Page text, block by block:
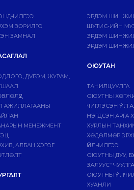
ЗОРИЛГО
ЗАМНАЛ
ДVРЭМ, ЖУРАМ,
АЖИЛЛАГААНЫ
МЕНЕЖМЕНТ
АЛБАН ХЭРЭГ
ЭРДЭМ
ШУТИС-ИЙН
ЭРДЭМ
ЭРДЭМ
ОЮУТАН
ТАНИЛЦУУЛГА
ОЮУТНЫ
ЧИГЛЭСЭН ҮЙЛ
НЭГДСЭН АРГА
ХУРЛЫН
ХӨДӨЛМӨР
ҮЙЛЧИЛГЭЭ
ОЮУТНЫ ДУУ,
ЗАЛУУС" ЧУУЛГА
ОЮУТНЫ
ХУАНЛИ